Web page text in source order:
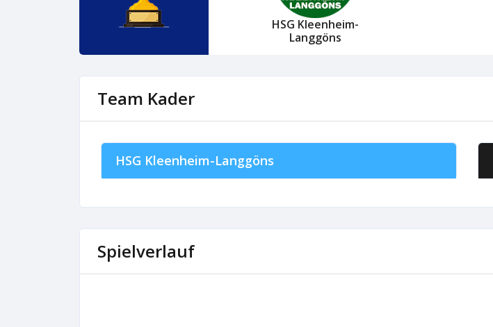
HSG Kleenheim-
Langgöns
Team Kader
HSG Kleenheim-Langgöns
Spielverlauf